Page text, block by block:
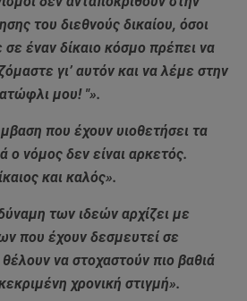
του διεθνούς δικαίου, όσοι
έναν δίκαιο κόσμο πρέπει να
γι’ αυτόν και να λέμε στην
μου! "».
που έχουν υιοθετήσει τα
νόμος δεν είναι αρκετός.
και καλός».
των ιδεών αρχίζει με
που έχουν δεσμευτεί σε
να στοχαστούν πιο βαθιά
χρονική στιγμή».